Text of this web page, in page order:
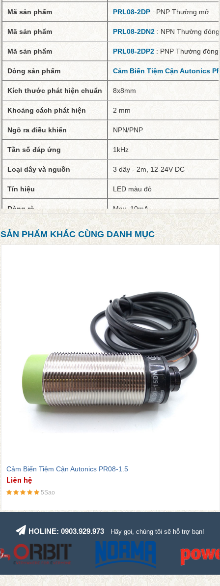
Mã sản phẩm PRL08-2DP : PNP Thường mở
Mã sản phẩm PRL08-2DN2 : NPN Thường đóng
Mã sản phẩm PRL08-2DP2 : PNP Thường đóng
Dòng sản phẩm Cảm Biến Tiệm Cận Autonics
Kích thước phát hiện chuẩn 8x8mm
Khoảng cách phát hiện 2 mm
Ngõ ra điều khiển NPN/PNP
Tần số đáp ứng 1kHz
Loại dây và nguồn 3 dây - 2m, 12-24V DC
Tín hiệu LED màu đỏ
Dòng rò Max. 10mA
Ngõ ra điều khiển Max. 200mA
IP67 (tiêu chuẩn IEC)
CE, EAC
Loại tiêu chuẩn
Nhiệt độ bảo quản -30 đến 80℃
Độ ẩm bảo quản 35 đến 95% RH
Max. 10% khoảng cách phát hiện
SẢN PHẨM KHÁC CÙNG DANH MỤC
Cảm Biến Tiệm Cận Autonics PRL08-
HOLINE: 0903.929.973 Hãy gọi, chúng tôi sẽ hỗ trợ bạn!